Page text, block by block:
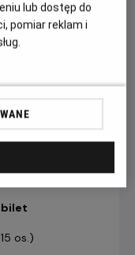
osób)
bilet
os.)
lub dostęp do
pomiar reklam i